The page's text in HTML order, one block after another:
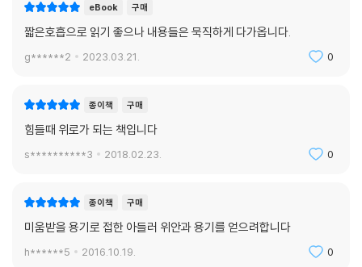
eBook 구매
짧은호흡으로 읽기 좋으나 내용들은 묵직하게 다가옵니다.
g******2 2023.03.21. 0
종이책 구매
힘들때 위로가 되는 책입니다
s**********3 2018.02.23. 0
종이책 구매
미움받을 용기로 접한 아들러 위안과 용기를 얻으려합니다
h******5 2016.10.19. 0